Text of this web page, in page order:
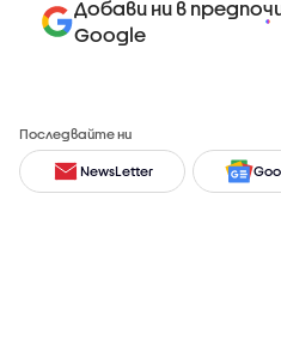
Добави ни в
Google
Последвайте ни
NewsLetter